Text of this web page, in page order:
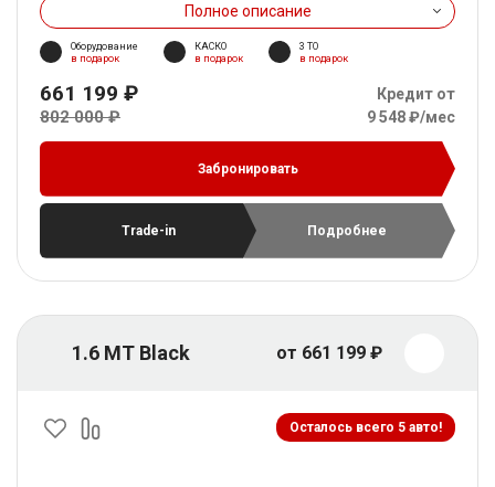
Полное описание
Оборудование
в подарок
КАСКО
в подарок
3 ТО
в подарок
661 199 ₽
802 000 ₽
Кредит от
9 548 ₽/мес
Забронировать
Trade-in Подробнее
1.6 MT Black от 661 199 ₽
Осталось всего 5 авто!